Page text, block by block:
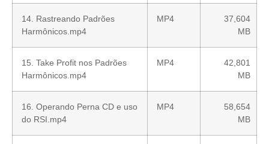
14. Rastreando Padrões
Harmônicos.mp4
MP4
37,604
MB
15. Take Profit nos Padrões
Harmônicos.mp4
MP4
42,801
MB
16. Operando Perna CD e uso
do RSI.mp4
MP4
58,654
MB